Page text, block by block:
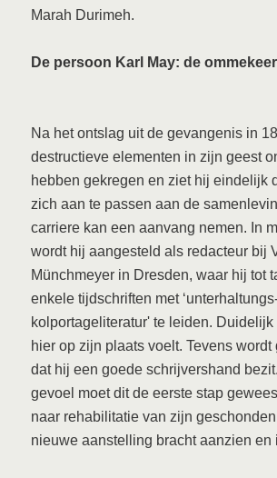
Marah Durimeh.
De persoon Karl May: de ommekeer
Na het ontslag uit de gevangenis in
destructieve elementen in zijn geest
hebben gekregen en ziet hij eindelijk
zich aan te passen aan de
carriere kan een aanvang nemen. In
wordt hij aangesteld als redacteur bij
Münchmeyer in Dresden, waar hij tot
enkele tijdschriften met
kolportageliteratur' te leiden. Duidelijk
hier op zijn plaats voelt. Tevens wordt
dat hij een goede schrijvershand
gevoel moet dit de eerste stap
naar rehabilitatie van zijn
nieuwe aanstelling bracht aanzien en